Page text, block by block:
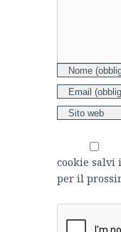
cookie salvi
per il